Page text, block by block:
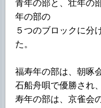
青年の部と、壮年の
年の部の
５つのブロックに分
た。
福寿年の部は、朝啄
石船舟唄で優勝され、
寿年の部は、京雀会